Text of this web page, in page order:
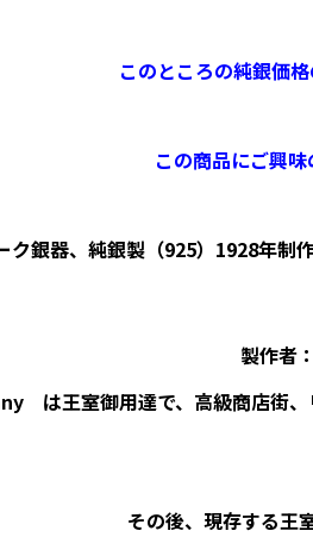
このところの純銀価
この商品にご興
ク銀器、純銀製（925）1928年
製作者
王室御用達で、高級商店街、
その後、現存する